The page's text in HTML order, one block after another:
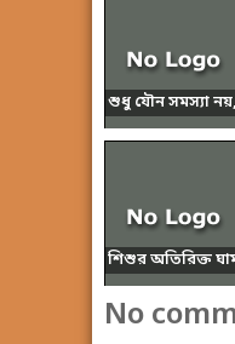
শুধু যৌন সমস্যা
শিশুর অতিরিক্ত
No